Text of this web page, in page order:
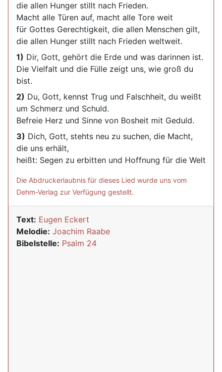
die allen Hunger stillt nach Frieden.
Macht alle Türen auf, macht alle Tore weit
für Gottes Gerechtigkeit, die allen Menschen gilt,
die allen Hunger stillt nach Frieden weltweit.
1) Dir, Gott, gehört die Erde und was darinnen ist.
Die Vielfalt und die Fülle zeigt uns, wie groß du
bist.
2) Du, Gott, kennst Trug und Falschheit, du weißt
um Schmerz und Schuld.
Befreie Herz und Sinne von Bosheit mit Geduld.
3) Dich, Gott, stehts neu zu suchen, die Macht,
die uns erhält,
heißt: Segen zu erbitten und Hoffnung für die Welt
Die Abdruckerlaubnis für dieses Lied wurde uns vom
Dehm-Verlag zur Verfügung gestellt.
Text: Eugen Eckert
Melodie: Joachim Raabe
Bibelstelle: Psalm 24